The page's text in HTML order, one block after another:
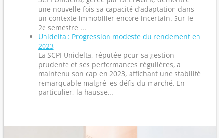
une nouvelle fois sa capacité d’adaptation dans
un contexte immobilier encore incertain. Sur le
2e semestre ...
Unidelta : Progression modeste du rendement en
2023
La SCPI Unidelta, réputée pour sa gestion
prudente et ses performances régulières, a
maintenu son cap en 2023, affichant une stabilité
remarquable malgré les défis du marché. En
particulier, la hausse...